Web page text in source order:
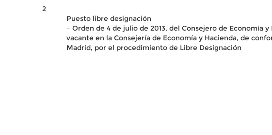
2
Puesto libre designación
– Orden de 4 de julio de 2013, del Consejero de Economía
vacante en la Consejería de Economía y Hacienda, de
Madrid, por el procedimiento de Libre Designación